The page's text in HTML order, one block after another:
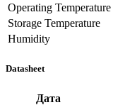
Operating Temperature
Storage Temperature
Humidity
Datasheet
Дата